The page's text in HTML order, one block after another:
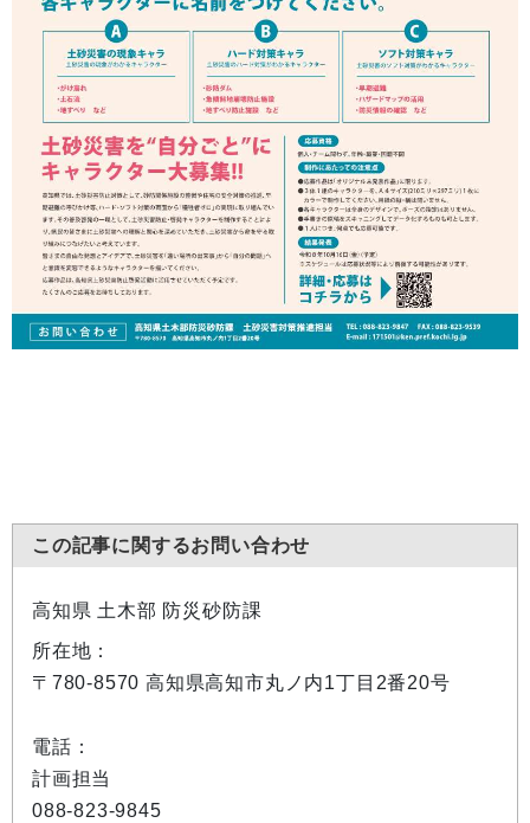
この記事に関するお問い合わせ
高知県 土木部 防災砂防課
所在地：
〒780-8570 高知県高知市丸ノ内1丁目2番20号
電話：
計画担当
088-823-9845